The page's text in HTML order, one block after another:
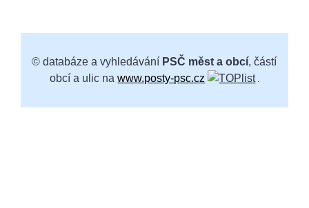
© databáze a vyhledávání PSČ měst a obcí, částí
obcí a ulic nawww.posty-psc.cz